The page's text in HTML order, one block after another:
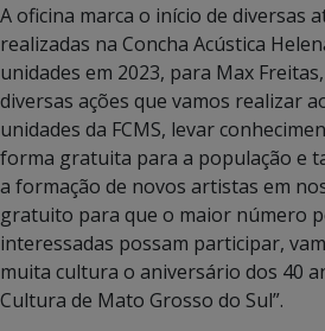
A oficina marca o início de diversas
realizadas na Concha Acústica
unidades em 2023, para Max
diversas ações que vamos realizar
unidades da FCMS, levar
forma gratuita para a população e
a formação de novos artistas em
gratuito para que o maior número
interessadas possam participar,
muita cultura o aniversário dos 40
Cultura de Mato Grosso do Sul”.